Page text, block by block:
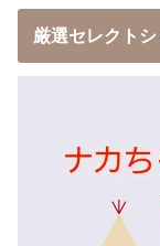
厳選セレクト